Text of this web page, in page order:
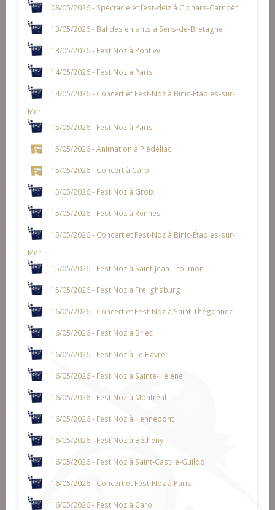
08/05/2026 - Spectacle et fest-deiz à Clohars-Carnoët
13/05/2026 - Bal des enfants à Sens-de-Bretagne
13/05/2026 - Fest Noz à Pontivy
14/05/2026 - Fest Noz à Paris
14/05/2026 - Concert et Fest-Noz à Binic-Étables-sur-
Mer
15/05/2026 - Fest Noz à Paris
15/05/2026 - Animation à Plédéliac
15/05/2026 - Concert à Caro
15/05/2026 - Fest Noz à Groix
15/05/2026 - Fest Noz à Rennes
15/05/2026 - Concert et Fest-Noz à Binic-Étables-sur-
Mer
15/05/2026 - Fest Noz à Saint-Jean-Trolimon
15/05/2026 - Fest Noz à Frelighsburg
16/05/2026 - Concert et Fest-Noz à Saint-Thégonnec
16/05/2026 - Fest Noz à Briec
16/05/2026 - Fest Noz à Le Havre
16/05/2026 - Fest Noz à Sainte-Hélène
16/05/2026 - Fest Noz à Montréal
16/05/2026 - Fest Noz à Hennebont
16/05/2026 - Fest Noz à Bétheny
16/05/2026 - Fest Noz à Saint-Cast-le-Guildo
16/05/2026 - Concert et Fest-Noz à Paris
16/05/2026 - Fest Noz à Caro